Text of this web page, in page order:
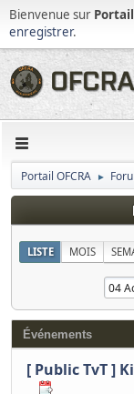
Bienvenue sur Portail
enregistrer.
Portail OFCRA ►
LISTE MOIS
Événements
[ Public TvT ]